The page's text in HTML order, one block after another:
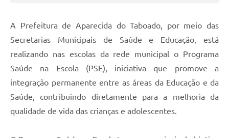
A Prefeitura de Aparecida do Taboado, por meio das
Secretarias Municipais de Saúde e Educação, está
realizando nas escolas da rede municipal o Programa
Saúde na Escola (PSE), iniciativa que promove a
integração permanente entre as áreas da Educação e da
Saúde, contribuindo diretamente para a melhoria da
qualidade de vida das crianças e adolescentes.